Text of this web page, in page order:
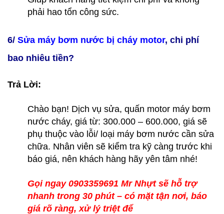
phải hao tổn công sức.
6/ Sửa máy bơm nước bị cháy motor, chi phí
bao nhiêu tiền?
Trả Lời:
Chào bạn! Dịch vụ sửa, quấn motor máy bơm
nước cháy, giá từ: 300.000 – 600.000, giá sẽ
phụ thuộc vào lỗi/ loại máy bơm nước cần sửa
chữa. Nhân viên sẽ kiểm tra kỹ càng trước khi
báo giá, nên khách hàng hãy yên tâm nhé!
Gọi ngay 0903359691 Mr Nhựt sẽ hỗ trợ
nhanh trong 30 phút – có mặt tận nơi, báo
giá rõ ràng, xử lý triệt để